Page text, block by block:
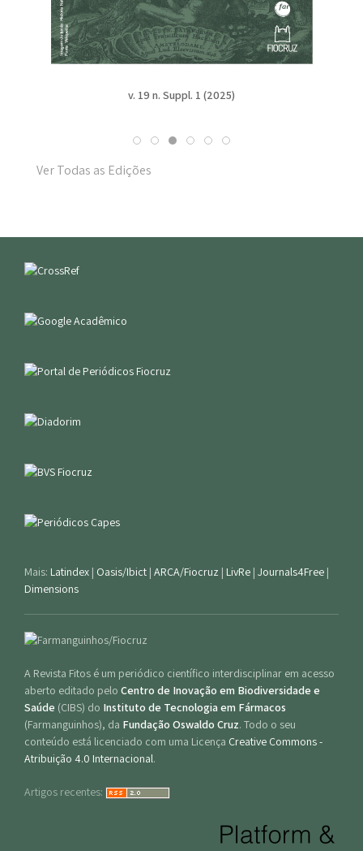
v. 19 n. Suppl. 1 (2025)
Ver Todas as Edições
Mais: Latindex | Oasis/Ibict | ARCA/Fiocruz | LivRe | Journals4Free |
Dimensions
A Revista Fitos é um periódico científico interdisciplinar em acesso
aberto editado pelo Centro de Inovação em Biodiversidade e
Saúde (CIBS) do Instituto de Tecnologia em Fármacos
(Farmanguinhos), da Fundação Oswaldo Cruz. Todo o seu
conteúdo está licenciado com uma Licença Creative Commons -
Atribuição 4.0 Internacional.
Artigos recentes: